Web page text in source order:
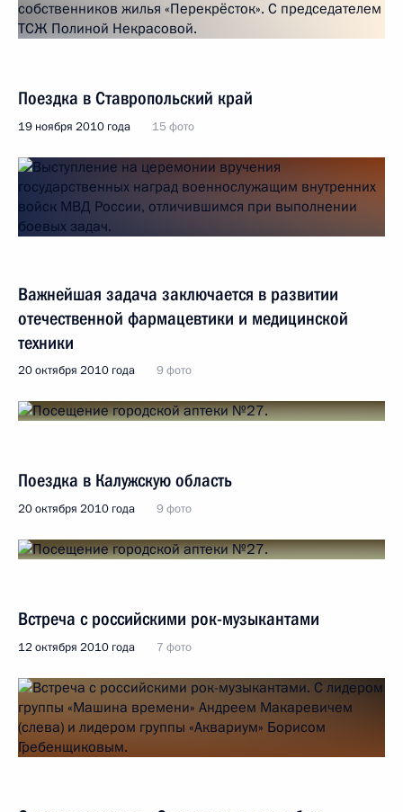
Поездка в Ставропольский край
19 ноября 2010 года 15 фото
Важнейшая задача заключается в развитии
отечественной фармацевтики и медицинской
техники
20 октября 2010 года 9 фото
Поездка в Калужскую область
20 октября 2010 года 9 фото
Встреча с российскими рок-музыкантами
12 октября 2010 года 7 фото